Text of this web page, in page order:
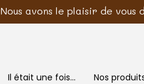
Nous avons le plaisir de
Il était une fois... Nos